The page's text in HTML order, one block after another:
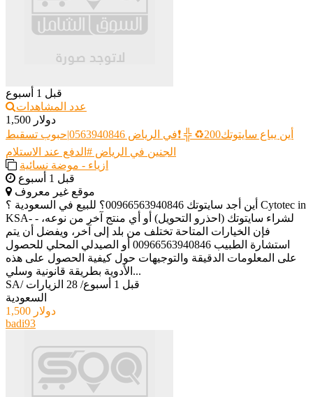
قبل 1 أسبوع
عدد المشاهدات
1,500 دولار
أين يباع سايتوتك200♻️ ╬ ❗️في الرياض 0563940846|حبوب تسقيط
الجنين في الرياض #الدفع عند الاستلام
ازياء - موضة نسائية
قبل 1 أسبوع
موقع غير معروف
أين أجد سايتوتك 00966563940846؟ للبيع في السعودية ؟ Cytotec in
KSA- - لشراء سايتوتك (احذرو التحويل) أو أي منتج آخر من نوعه،
فإن الخيارات المتاحة تختلف من بلد إلى آخر، ويفضل أن يتم
استشارة الطبيب 00966563940846 أو الصيدلي المحلي للحصول
على المعلومات الدقيقة والتوجيهات حول كيفية الحصول على هذه
الأدوية بطريقة قانونية وسلي...
SA/ قبل 1 أسبوع / 28 الزيارات
السعودية
1,500 دولار
badi93